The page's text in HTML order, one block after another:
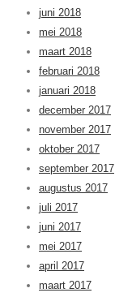
juni 2018
mei 2018
maart 2018
februari 2018
januari 2018
december 2017
november 2017
oktober 2017
september 2017
augustus 2017
juli 2017
juni 2017
mei 2017
april 2017
maart 2017